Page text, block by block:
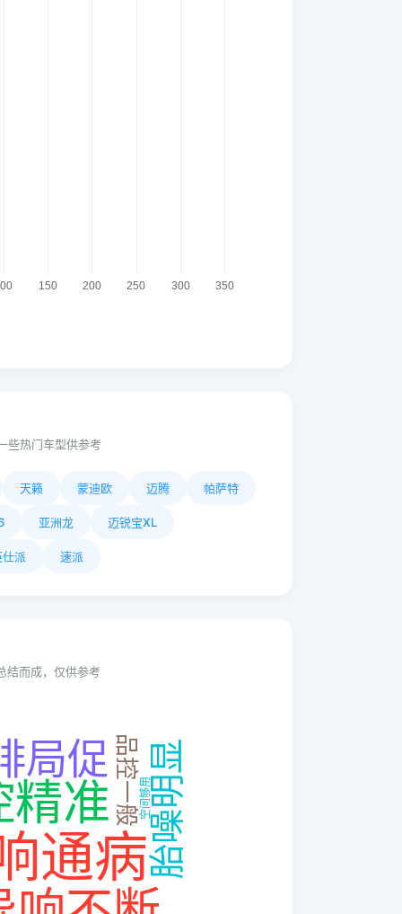
些热门车型供参考
天籁 蒙迪欧 迈腾 帕萨特
亚洲龙 迈锐宝XL
仕派 速派
结而成，仅供参考